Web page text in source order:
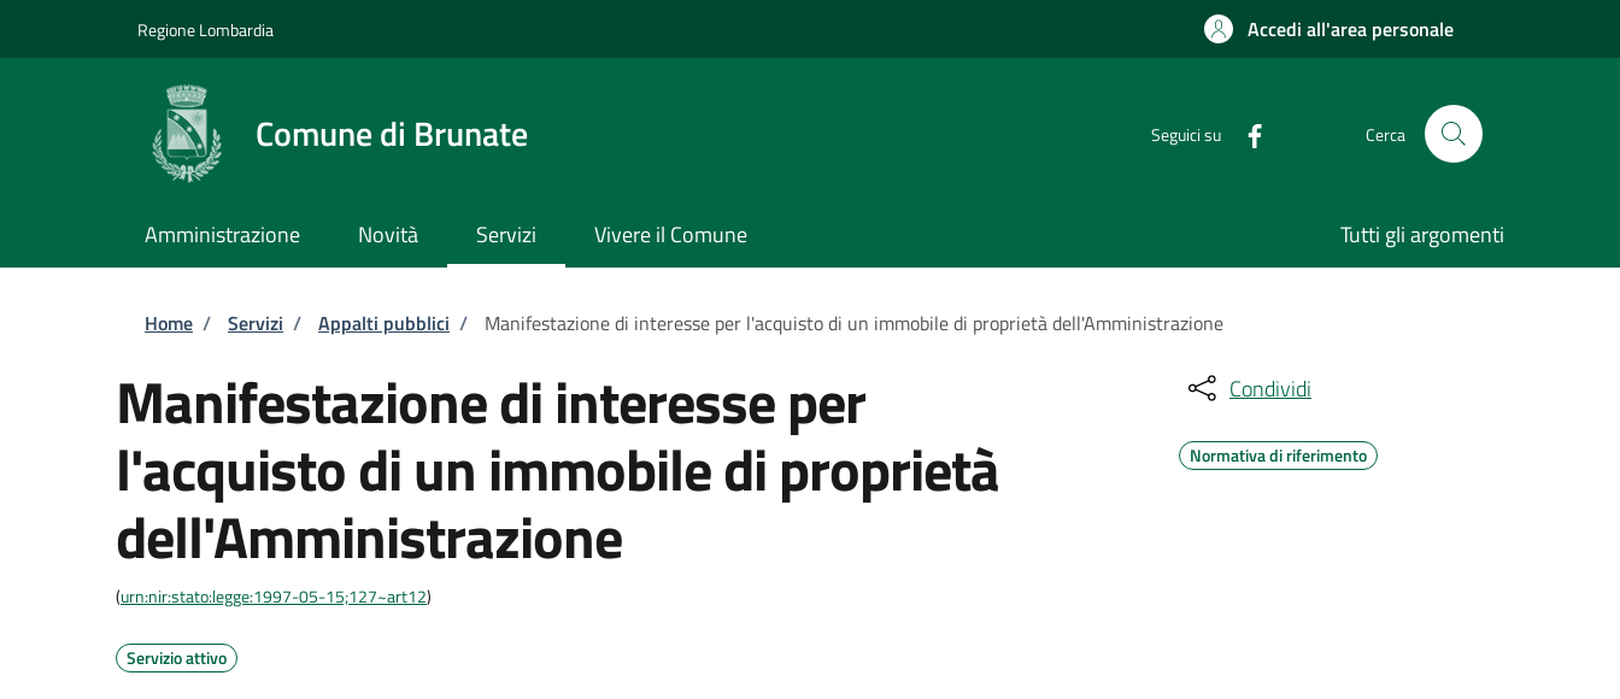
Regione Lombardia Accedi all'area personale
Comune di Brunate Seguici su Cerca
Amministrazione Novità Servizi Vivere il Comune Tutti gli argomenti
Briciole di pane
Home / Servizi / Appalti pubblici / Manifestazione di interesse per l'acquisto di un immobile di proprietà dell'Amministrazione
Manifestazione di interesse per
l'acquisto di un immobile di proprietà
dell'Amministrazione
(urn:nir:stato:legge:1997-05-15;127~art12)
Servizio attivo
Condividi
Normativa di riferimento